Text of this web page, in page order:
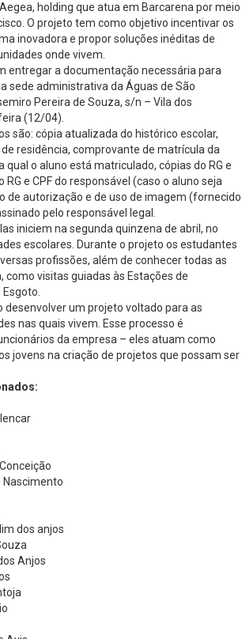
holding que atua em Barcarena por meio
O projeto tem como objetivo incentivar os
inovadora e propor soluções inéditas de
onde vivem.
entregar a documentação necessária para
sede administrativa da Águas de São
Pereira de Souza, s/n – Vila dos
(12/04).
são: cópia atualizada do histórico escolar,
residência, comprovante de matrícula da
qual o aluno está matriculado, cópias do RG e
RG e CPF do responsável (caso o aluno seja
de autorização e de uso de imagem (fornecido
pelo responsável legal.
iniciem na segunda quinzena de abril, no
escolares. Durante o projeto os estudantes
profissões, além de conhecer todas as
como visitas guiadas às Estações de
desenvolver um projeto voltado para as
nas quais vivem. Esse processo é
da empresa – eles atuam como
jovens na criação de projetos que possam ser
Nascimento
dos anjos
Anjos